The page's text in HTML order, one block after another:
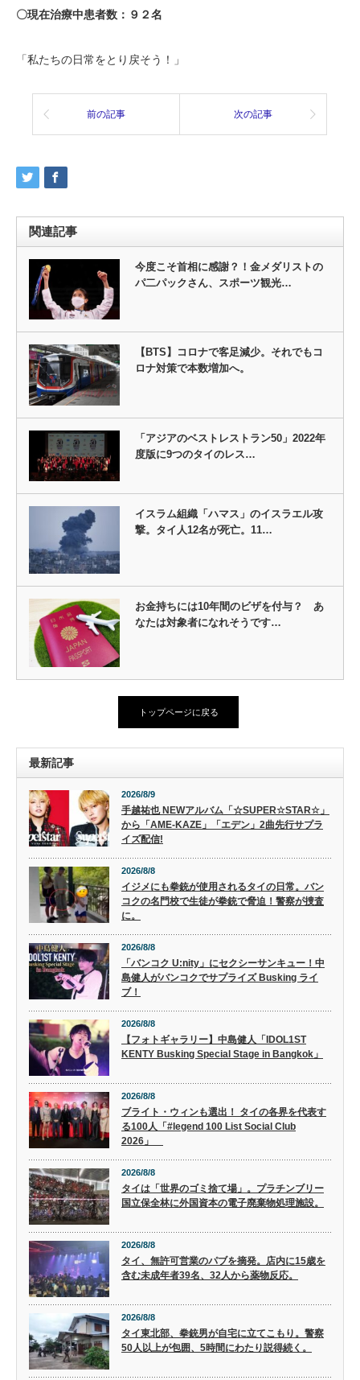
〇現在治療中患者数：９２名
「私たちの日常をとり戻そう！」
前の記事 次の記事
関連記事
今度こそ首相に感謝？！金メダリストの
パ二パックさん、スポーツ観光…
【BTS】コロナで客足減少。それでもコ
ロナ対策で本数増加へ。
「アジアのベストレストラン50」2022年
度版に9つのタイのレス…
イスラム組織「ハマス」のイスラエル攻
撃。タイ人12名が死亡。11…
お金持ちには10年間のビザを付与？ あ
なたは対象者になれそうです…
トップページに戻る
最新記事
2026/8/9
手越祐也 NEWアルバム「☆SUPER☆STAR☆」
から「AME-KAZE」「エデン」2曲先行サプラ
イズ配信!
2026/8/8
イジメにも拳銃が使用されるタイの日常。バン
コクの名門校で生徒が拳銃で脅迫！警察が捜査
に。
2026/8/8
「バンコク U:nity」にセクシーサンキュー！中
島健人がバンコクでサプライズ Busking ライ
ブ！
2026/8/8
【フォトギャラリー】中島健人「IDOL1ST
KENTY Busking Special Stage in Bangkok」
2026/8/8
ブライト・ウィンも選出！ タイの各界を代表す
る100人「#legend 100 List Social Club
2026」
2026/8/8
タイは「世界のゴミ捨て場」。プラチンブリー
国立保全林に外国資本の電子廃棄物処理施設。
2026/8/8
タイ、無許可営業のパブを摘発。店内に15歳を
含む未成年者39名、32人から薬物反応。
2026/8/8
タイ東北部、拳銃男が自宅に立てこもり。警察
50人以上が包囲、5時間にわたり説得続く。